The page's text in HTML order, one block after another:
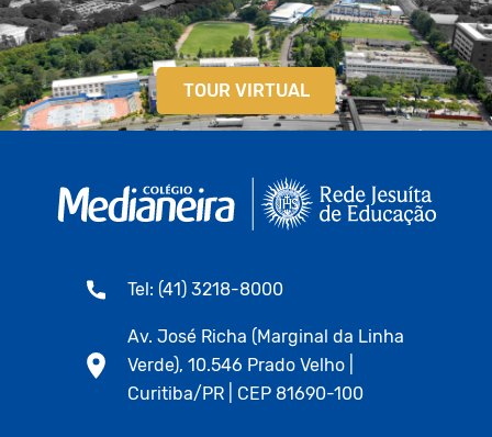
TOUR VIRTUAL
Tel: (41) 3218-8000
Av. José Richa (Marginal da Linha
Verde), 10.546 Prado Velho |
Curitiba/PR | CEP 81690-100